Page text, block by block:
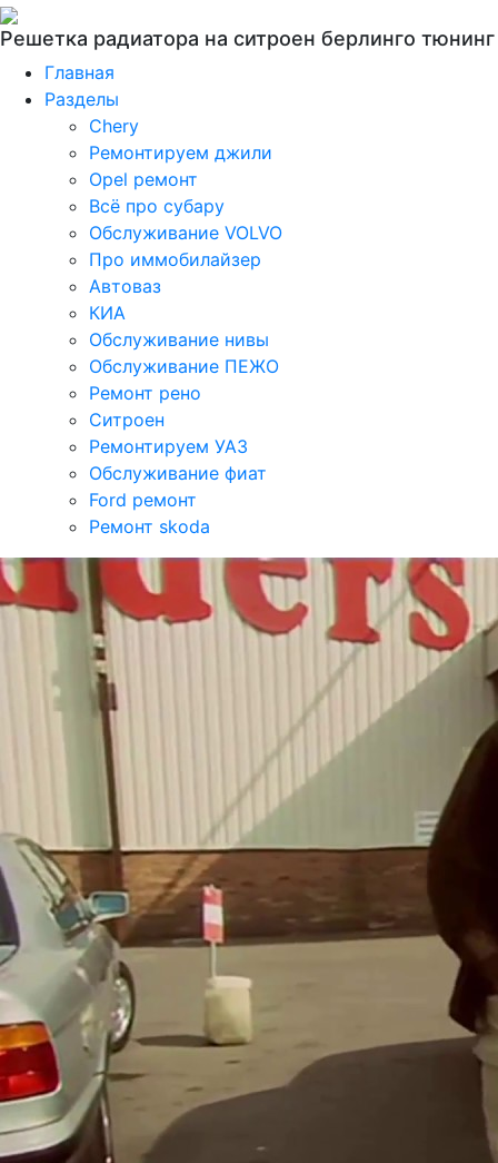
Решетка радиатора на ситроен берлинго тюнинг
Главная
Разделы
Chery
Ремонтируем джили
Opel ремонт
Всё про субару
Обслуживание VOLVO
Про иммобилайзер
Автоваз
КИА
Обслуживание нивы
Обслуживание ПЕЖО
Ремонт рено
Ситроен
Ремонтируем УАЗ
Обслуживание фиат
Ford ремонт
Ремонт skoda